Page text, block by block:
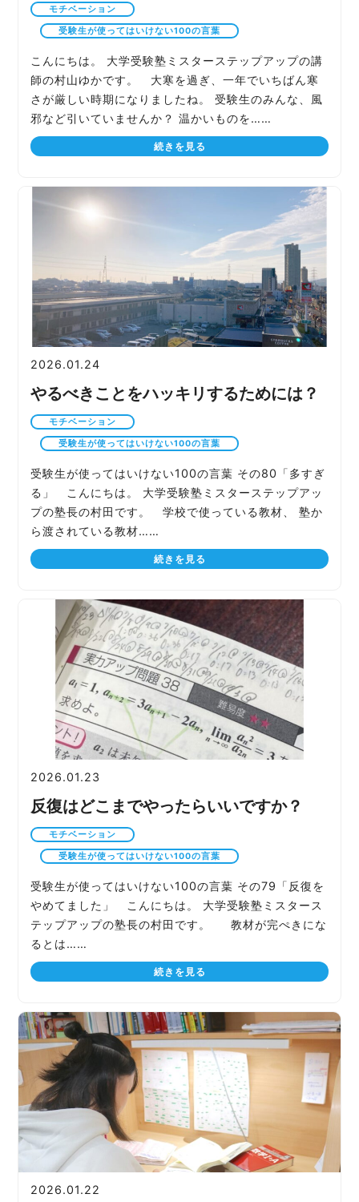
モチベーション
受験生が使ってはいけない100の言葉
こんにちは。 大学受験塾ミスターステップアップの講
師の村山ゆかです。 大寒を過ぎ、一年でいちばん寒
さが厳しい時期になりましたね。 受験生のみんな、風
邪など引いていませんか？ 温かいものを……
続きを見る
2026.01.24
やるべきことをハッキリするためには？
モチベーション
受験生が使ってはいけない100の言葉
受験生が使ってはいけない100の言葉 その80「多すぎ
る」 こんにちは。 大学受験塾ミスターステップアッ
プの塾長の村田です。 学校で使っている教材、 塾か
ら渡されている教材……
続きを見る
2026.01.23
反復はどこまでやったらいいですか？
モチベーション
受験生が使ってはいけない100の言葉
受験生が使ってはいけない100の言葉 その79「反復を
やめてました」 こんにちは。 大学受験塾ミスタース
テップアップの塾長の村田です。 教材が完ぺきにな
るとは……
続きを見る
2026.01.22